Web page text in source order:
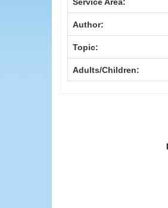
Service Area:
Author:
Topic:
Adults/Children: